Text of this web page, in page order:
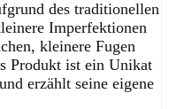
des traditionellen
Imperfektionen
kleinere Fugen
Produkt ist ein Unikat
erzählt seine eigene